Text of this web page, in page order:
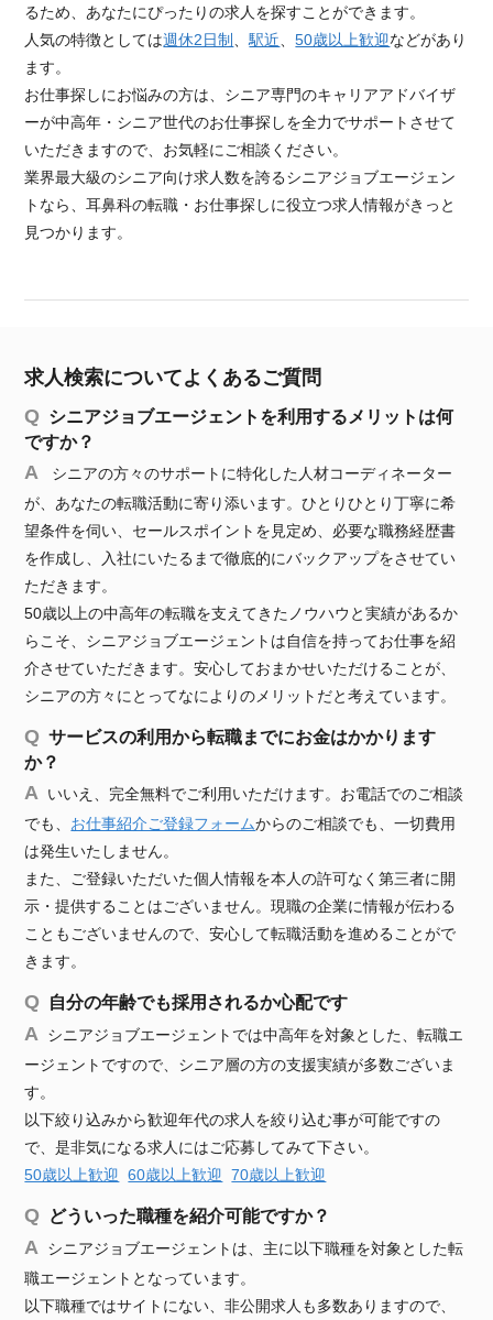
るため、あなたにぴったりの求人を探すことができます。
人気の特徴としては週休2日制 、駅近、50歳以上歓迎などがあり
ます。
お仕事探しにお悩みの方は、シニア専門のキャリアアドバイザ
ーが中高年・シニア世代のお仕事探しを全力でサポートさせて
いただきますので、お気軽にご相談ください。
業界最大級のシニア向け求人数を誇るシニアジョブエージェン
トなら、耳鼻科の転職・お仕事探しに役立つ求人情報がきっと
見つかります。
求人検索についてよくあるご質問
シニアジョブエージェントを利用するメリットは何
ですか？
シニアの方々のサポートに特化した人材コーディネーター
が、あなたの転職活動に寄り添います。ひとりひとり丁寧に希
望条件を伺い、セールスポイントを見定め、必要な職務経歴書
を作成し、入社にいたるまで徹底的にバックアップをさせてい
ただきます。
50歳以上の中高年の転職を支えてきたノウハウと実績があるか
らこそ、シニアジョブエージェントは自信を持ってお仕事を紹
介させていただきます。安心しておまかせいただけることが、
シニアの方々にとってなによりのメリットだと考えています。
サービスの利用から転職までにお金はかかります
か？
いいえ、完全無料でご利用いただけます。お電話でのご相談
でも、 お仕事紹介ご登録フォームからのご相談でも、一切費用
は発生いたしません。
また、ご登録いただいた個人情報を本人の許可なく第三者に開
示・提供することはございません。現職の企業に情報が伝わる
こともございませんので、安心して転職活動を進めることがで
きます。
自分の年齢でも採用されるか心配です
シニアジョブエージェントでは中高年を対象とした、転職エ
ージェントですので、シニア層の方の支援実績が多数ございま
す。
以下絞り込みから歓迎年代の求人を絞り込む事が可能ですの
で、是非気になる求人にはご応募してみて下さい。
50歳以上歓迎 60歳以上歓迎 70歳以上歓迎
どういった職種を紹介可能ですか？
シニアジョブエージェントは、主に以下職種を対象とした転
職エージェントとなっています。
以下職種ではサイトにない、非公開求人も多数ありますので、